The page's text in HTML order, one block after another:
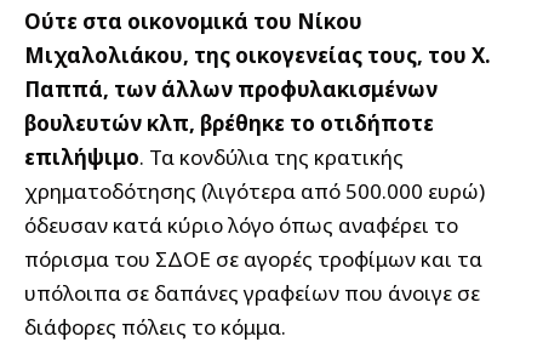
Ούτε στα οικονομικά του Νίκου
Μιχαλολιάκου, της οικογενείας τους, του Χ.
Παππά, των άλλων προφυλακισμένων
βουλευτών κλπ, βρέθηκε το οτιδήποτε
επιλήψιμο. Τα κονδύλια της κρατικής
χρηματοδότησης (λιγότερα από 500.000 ευρώ)
όδευσαν κατά κύριο λόγο όπως αναφέρει το
πόρισμα του ΣΔΟΕ σε αγορές τροφίμων και τα
υπόλοιπα σε δαπάνες γραφείων που άνοιγε σε
διάφορες πόλεις το κόμμα.